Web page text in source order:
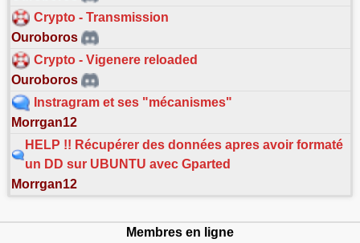
Crypto - Transmission
Ouroboros
Crypto - Vigenere reloaded
Ouroboros
Instragram et ses "mécanismes"
Morrgan12
HELP !! Récupérer des données apres avoir formaté
un DD sur UBUNTU avec Gparted
Morrgan12
Membres en ligne